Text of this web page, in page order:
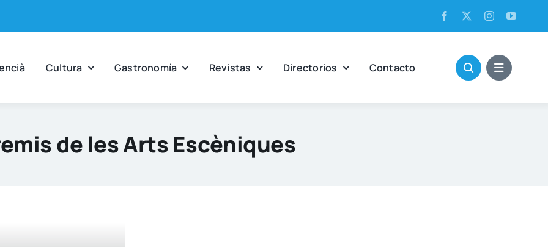
Cul­tu­ra Gas­tro­no­mía Revis­tas Direc­to­rios Con­tac­to
de les Arts Escèniques